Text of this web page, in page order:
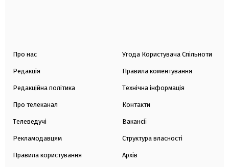
Про нас
Редакція
Редакційна політика
Про телеканал
Телеведучі
Рекламодавцям
Правила користування
Угода Користувача Спільноти
Правила коментування
Технічна інформація
Контакти
Вакансії
Структура власності
Архів